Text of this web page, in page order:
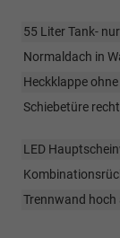
55 Liter Tank-
Normaldach in
Heckklappe
Schiebetüre
LED
Trennwand hoch